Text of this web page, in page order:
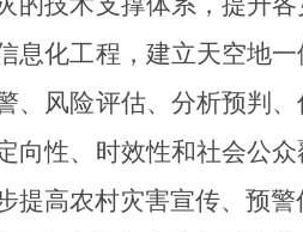
息化工程，建立天空地
、风险评估、分析预判
向性、时效性和社会公
提高农村灾害宣传、预